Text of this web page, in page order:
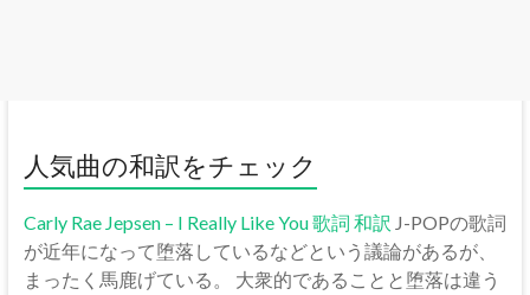
人気曲の和訳をチェック
Carly Rae Jepsen – I Really Like You 歌詞 和訳 J-POPの歌詞
が近年になって堕落しているなどという議論があるが、
まったく馬鹿げている。 大衆的であることと堕落は違う